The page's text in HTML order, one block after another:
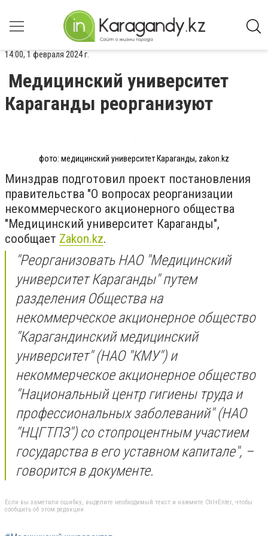
14:00, 1 февраля 2024 г.
Медицинский университет
Караганды реорганизуют
фото: медицинский университет Караганды, zakon.kz
Минздрав подготовил проект постановления
правительства "О вопросах реорганизации
некоммерческого акционерного общества
"Медицинский университет Караганды",
сообщает Zakon.kz.
"Реорганизовать НАО "Медицинский
университет Караганды" путем
разделения Общества на
некоммерческое акционерное общество
"Карагандинский медицинский
университет" (НАО "КМУ") и
некоммерческое акционерное общество
"Национальный центр гигиены труда и
профессиональных заболеваний" (НАО
"НЦГТПЗ") со стопроцентным участием
государства в его уставном капитале", –
говорится в документе.
Если вы заметили ошибку, выделите необходимый текст и нажмите Ctrl+Enter, чтобы
сообщить об этом редакции